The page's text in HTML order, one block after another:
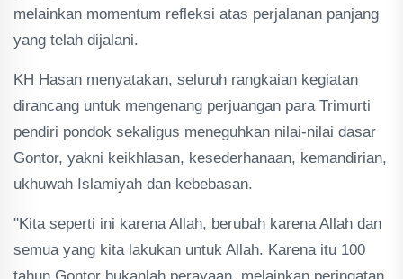
melainkan momentum refleksi atas perjalanan panjang
yang telah dijalani.
KH Hasan menyatakan, seluruh rangkaian kegiatan
dirancang untuk mengenang perjuangan para Trimurti
pendiri pondok sekaligus meneguhkan nilai-nilai dasar
Gontor, yakni keikhlasan, kesederhanaan, kemandirian,
ukhuwah Islamiyah dan kebebasan.
"Kita seperti ini karena Allah, berubah karena Allah dan
semua yang kita lakukan untuk Allah. Karena itu 100